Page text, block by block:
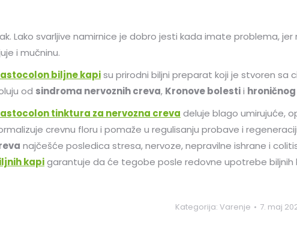
Lako svarljive namirnice je dobro jesti kada imate problema,
i mučninu.
biljne kapisu prirodni biljni preparat koji je stvoren sa
od sindroma nervoznih creva, Kronove bolestii
tinktura za nervozna creva deluje blago umirujuće,
crevnu floru i pomaže u regulisanju probave i
najčešće posledica stresa, nervoze, nepravilne ishrane i
kapigarantuje da će tegobe posle redovne upotrebe biljnih
Kategorija: Varenje 7. maj